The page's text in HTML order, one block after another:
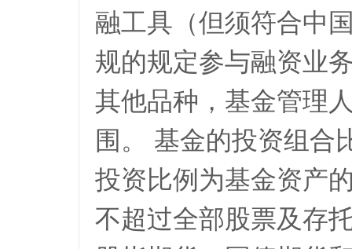
融工具（但须符合中
规的规定参与融资业
其他品种，基金管理
围。 基金的投资组合
投资比例为基金资产
不超过全部股票及存